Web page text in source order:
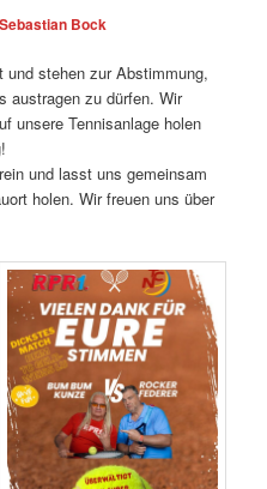
Sebastian Bock
und stehen zur Abstimmung,
austragen zu dürfen. Wir
unsere Tennisanlage holen
und lasst uns gemeinsam
holen. Wir freuen uns über